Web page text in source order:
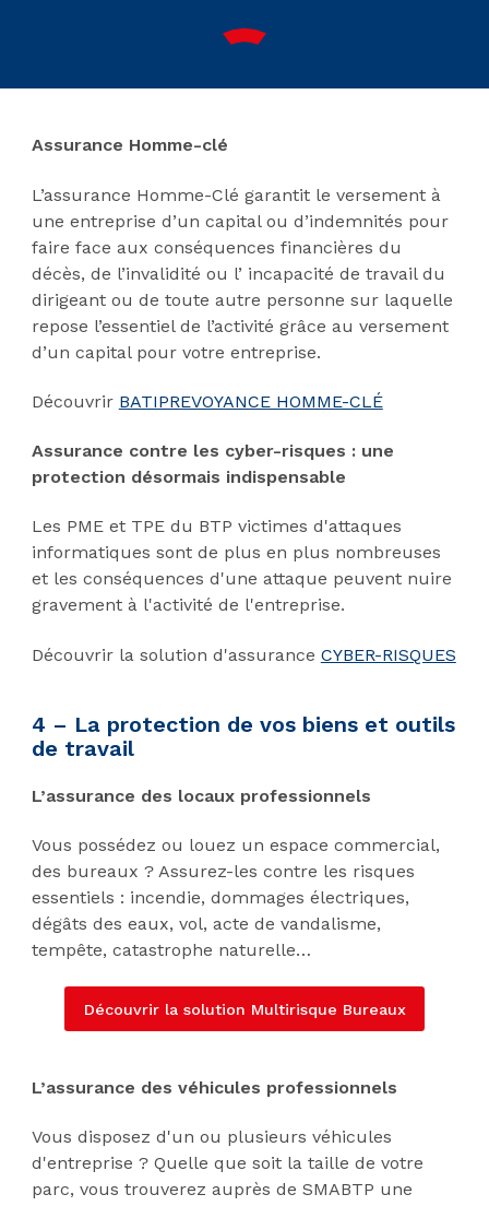
Assurance Homme-clé
L’assurance Homme-Clé garantit le versement à
une entreprise d’un capital ou d’indemnités pour
faire face aux conséquences financières du
décès, de l’invalidité ou l’ incapacité de travail du
dirigeant ou de toute autre personne sur laquelle
repose l’essentiel de l’activité grâce au versement
d’un capital pour votre entreprise.
Découvrir BATIPREVOYANCE HOMME-CLÉ
Assurance contre les cyber-risques : une
protection désormais indispensable
Les PME et TPE du BTP victimes d'attaques
informatiques sont de plus en plus nombreuses
et les conséquences d'une attaque peuvent nuire
gravement à l'activité de l'entreprise.
Découvrir la solution d'assurance CYBER-RISQUES
4 – La protection de vos biens et outils
de travail
L’assurance des locaux professionnels
Vous possédez ou louez un espace commercial,
des bureaux ? Assurez-les contre les risques
essentiels : incendie, dommages électriques,
dégâts des eaux, vol, acte de vandalisme,
tempête, catastrophe naturelle…
Découvrir la solution Multirisque Bureaux
L’assurance des véhicules professionnels
Vous disposez d'un ou plusieurs véhicules
d'entreprise ? Quelle que soit la taille de votre
parc, vous trouverez auprès de SMABTP une